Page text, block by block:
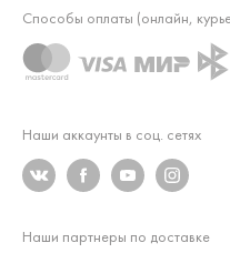
Наши аккаунты в соц. сетях
Способы оплаты (онлайн,
Наши партнеры по доставке